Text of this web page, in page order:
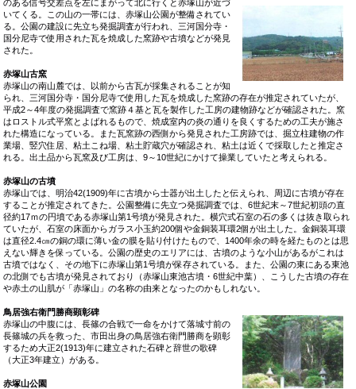
のある信号交差点を左にまがって北に行くと赤塚山が近づ
いてくる。この山の一帯には、赤塚山公園が整備されてい
る。公園の建設に先立ち発掘調査が行われ、三河国分寺・
国分尼寺で使用された瓦を焼成した窯跡や古墳などが発見
された。
赤塚山古窯
赤塚山の南山麓では、以前から古瓦が採集されることが知
られ、三河国分寺・国分尼寺で使用した瓦を焼成した窯跡の存在が推定されていたが、
平成2～4年度の発掘調査で窯跡４基と瓦を製作した工房の建物跡などが確認された。窯
はロストル式平窯とよばれるもので、焼成室内の炎の通りを良くするための工夫が施さ
れた構造になっている。また瓦窯跡の西側から発見された工房跡では、掘立柱建物の作
業場、竪穴住居、粘土こね場、粘土貯蔵穴が確認され、粘土は近くで採取したと推定さ
れる。出土品から瓦窯及び工房は、9～10世紀にかけて操業していたと考えられる。
赤塚山の古墳
赤塚山では、明治42(1909)年に古墳から士器が出土したと伝えられ、周辺に古墳が存在
することが推定されてきた。公園整備に先立つ発掘調査では、6世紀末～7世紀初頭の直
径約17ｍの円墳である赤塚山第1号墳が発見された。横穴式石室の石の多くは抜き取られ
ていたが、石室の床面からガラス小玉約200個や金銅装耳環2個が出土した。金銅装耳環
は直径2.4㎝の銅の環に薄い金の膜を貼り付けたもので、1400年余の時を経たものとは思
えない輝きを保っている。公園の歴史のエリアには、古墳のような小山があるがこれは
古墳ではなく、その地下に赤塚山第1号墳が保存されている。また、公園の東にある東池
の北側でも古墳が発見されており（赤塚山東池古墳・6世紀中葉）、こうした古墳の存在
や赤土の山肌が「赤塚山」の名称の由来となったのかもしれない。
鳥居強右衛門勝商顕彰碑
赤塚山の中腹には、長篠の合戦で一命をかけて落城寸前の
長篠城の兵を救った、市田出身の鳥居強右衛門勝商を顕彰
するため大正2(1913)年に建立された石碑と辞世の歌碑
（大正3年建立）がある。
赤塚山公園